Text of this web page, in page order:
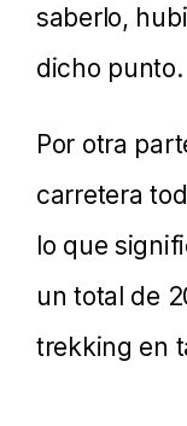
saberlo,
dicho punto.
Por otra
carretera
lo que
un total de
trekking en